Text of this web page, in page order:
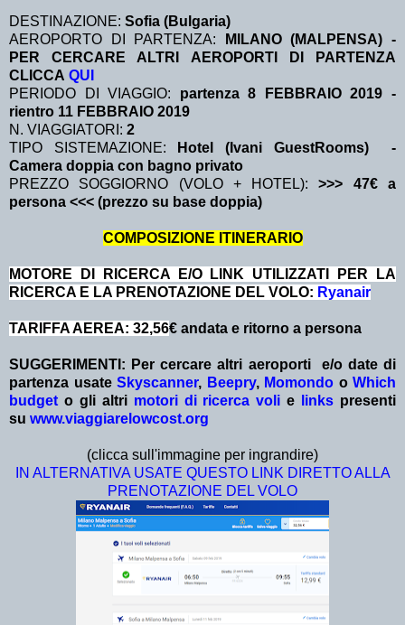
DESTINAZIONE: Sofia (Bulgaria)
AEROPORTO DI PARTENZA:
MILANO (MALPENSA) -
PER CERCARE ALTRI AEROPORTI DI PARTENZA
CLICCA QUI
PERIODO DI VIAGGIO: partenza 8 FEBBRAIO 2019 -
rientro 11 FEBBRAIO 2019
N. VIAGGIATORI: 2
TIPO SISTEMAZIONE:
Hotel (Ivani GuestRooms) -
Camera doppia con bagno privato
PREZZO SOGGIORNO (VOLO + HOTEL):>>> 47€ a
persona <<< (prezzo su base doppia)
COMPOSIZIONE ITINERARIO
MOTORE DI RICERCA E/O LINK UTILIZZATI PER LA
RICERCA E LA PRENOTAZIONE DEL VOLO: Ryanair
TARIFFA AEREA: 32,56€ andata e ritorno a persona
SUGGERIMENTI: Per cercare altri aeroporti e/o date di
partenza usate Skyscanner, Beepry, Momondo o Which
budget o gli altri motori di ricerca voli e links presenti
su www.viaggiarelowcost.org
(clicca sull'immagine per ingrandire)
IN ALTERNATIVA USATE QUESTO LINK DIRETTO ALLA
PRENOTAZIONE DEL VOLO